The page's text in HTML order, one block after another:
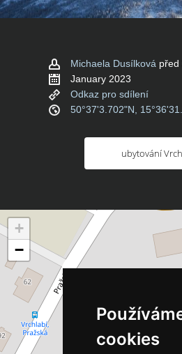
cookies
Michaela Dusílková před
January 2023
Odkaz pro sdílení
50°37'3.702"N,
ubytování
+
−